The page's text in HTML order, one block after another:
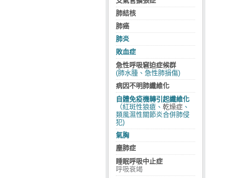
肺結核
肺癌
肺炎
敗血症
急性呼吸窘迫症候群
(肺水腫、急性肺損傷)
病因不明肺纖維化
自體免疫機轉引起纖維化
（紅斑性狼瘡、 乾燥症 、
類風濕性關節炎合併肺侵
犯)
氣胸
塵肺症
睡眠呼吸中止症
呼吸衰竭